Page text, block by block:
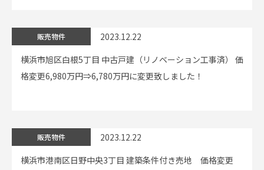
販売物件
2023.12.22
横浜市旭区白根5丁目 中古戸建（リノベーション工事済） 価
格変更6,980万円⇒6,780万円に変更致しました！
販売物件
2023.12.22
横浜市港南区日野中央3丁目 建築条件付き売地 価格変更